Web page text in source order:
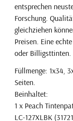
entsprechen
Forschung.
gleichziehen
Preisen. Eine
oder Billigsttinten.
Füllmenge: 1x34,
Seiten.
Beinhaltet:
1 x Peach
LC-127XLBK